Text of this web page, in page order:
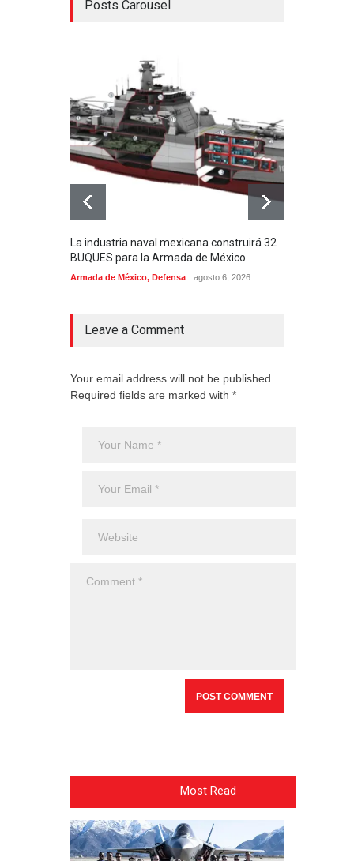
Posts Carousel
La industria naval mexicana construirá 32
BUQUES para la Armada de México
Armada de México, Defensa agosto 6, 2026
Leave a Comment
Your email address will not be published.
Required fields are marked with *
Most Read